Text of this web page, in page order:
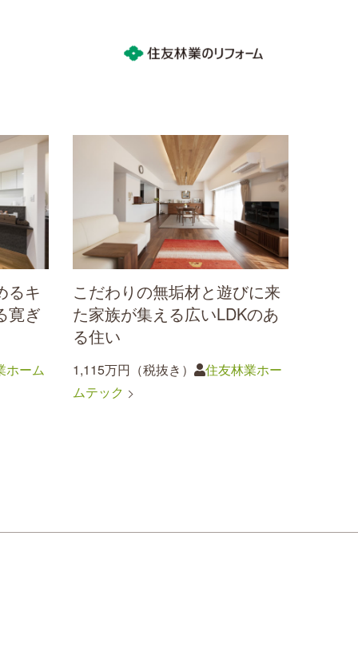
るキ
寛ぎ
ホーム
こだわりの無垢材と遊びに来
た家族が集える広いLDKのあ
る住い
1,115万円（税抜き）
住友林業ホー
ムテック